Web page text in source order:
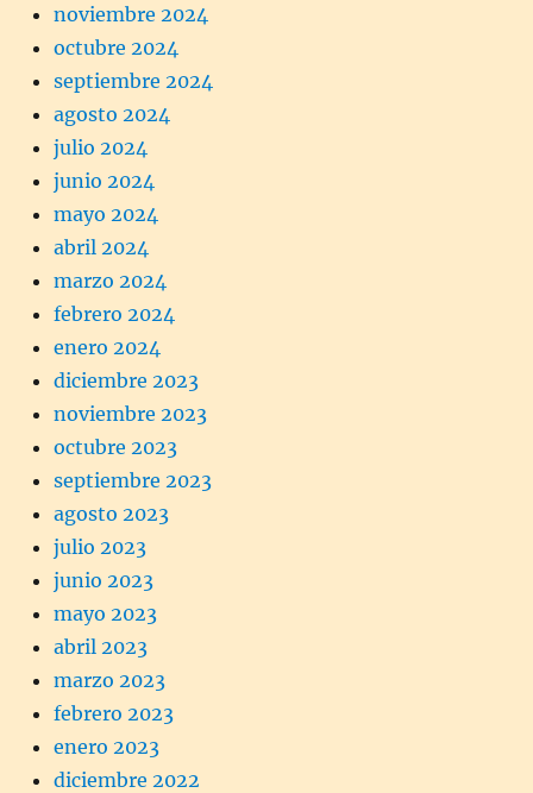
noviembre 2024
octubre 2024
septiembre 2024
agosto 2024
julio 2024
junio 2024
mayo 2024
abril 2024
marzo 2024
febrero 2024
enero 2024
diciembre 2023
noviembre 2023
octubre 2023
septiembre 2023
agosto 2023
julio 2023
junio 2023
mayo 2023
abril 2023
marzo 2023
febrero 2023
enero 2023
diciembre 2022